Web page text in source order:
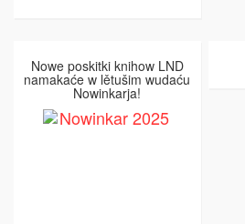
Nowe poskitki knihow LND
namakaće w lětušim wudaću
Nowinkarja!